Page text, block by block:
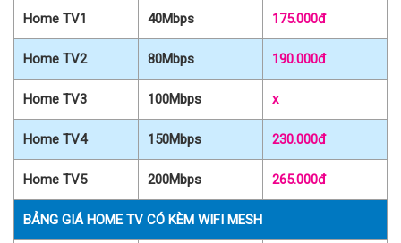
Home TV1 40Mbps 175.000đ
Home TV2 80Mbps 190.000đ
Home TV3 100Mbps x
Home TV4 150Mbps 230.000đ
Home TV5 200Mbps 265.000đ
BẢNG GIÁ HOME TV CÓ KÈM WIFI MESH